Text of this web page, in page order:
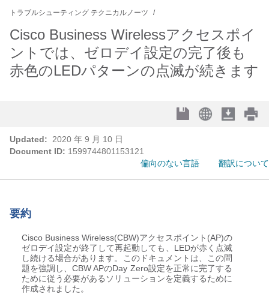
トラブルシューティング テクニカルノーツ
Cisco Business Wirelessアクセスポイ
ントでは、ゼロデイ設定の完了後も
赤色のLEDパターンの点滅が続きます
Updated:
2020 年 9 月 10 日
Document ID: 1599744801153121
偏向のない言語
翻訳について
要約
Cisco Business Wireless(CBW)アクセスポイント(AP)の
ゼロデイ設定が終了して再起動しても、LEDが赤く点滅
し続ける場合があります。このドキュメントは、この問
題を強調し、CBW APのDay Zero設定を正常に完了する
ために従う必要があるソリューションを定義するために
作成されました。